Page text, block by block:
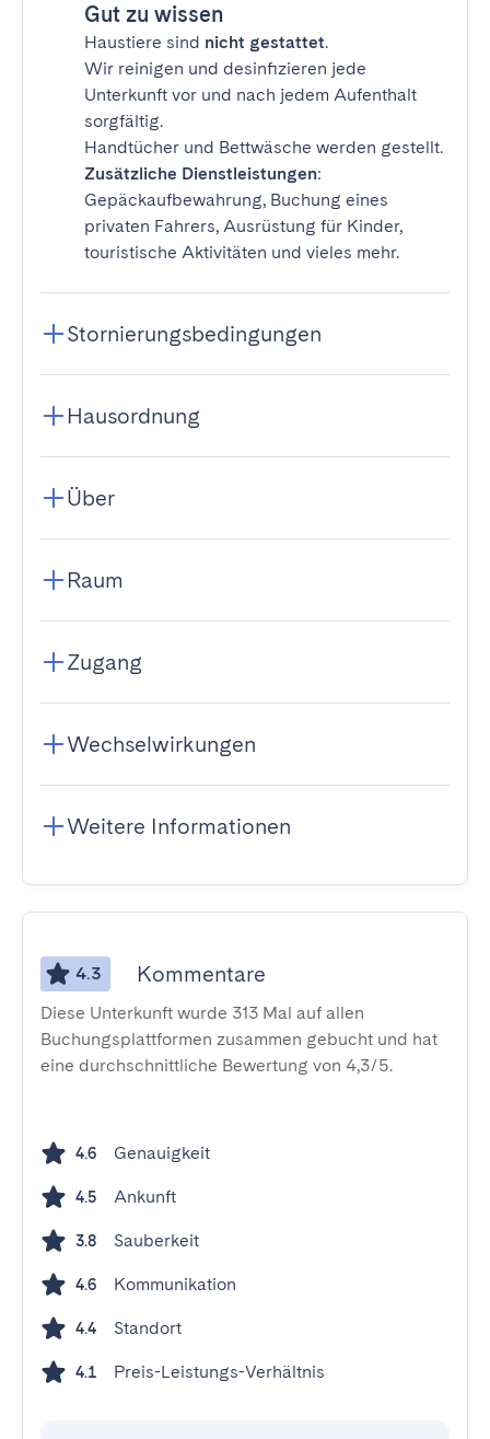
Gut zu wissen
Haustiere sind nicht gestattet.
Wir reinigen und desinfizieren jede
Unterkunft vor und nach jedem Aufenthalt
sorgfältig.
Handtücher und Bettwäsche werden gestellt.
Zusätzliche Dienstleistungen:
Gepäckaufbewahrung, Buchung eines
privaten Fahrers, Ausrüstung für Kinder,
touristische Aktivitäten und vieles mehr.
Stornierungsbedingungen
Hausordnung
Über
Raum
Zugang
Wechselwirkungen
Weitere Informationen
4.3 Kommentare
Diese Unterkunft wurde 313 Mal auf allen
Buchungsplattformen zusammen gebucht und hat
eine durchschnittliche Bewertung von 4,3/5.
4.6 Genauigkeit
4.5 Ankunft
3.8 Sauberkeit
4.6 Kommunikation
4.4 Standort
4.1 Preis-Leistungs-Verhältnis